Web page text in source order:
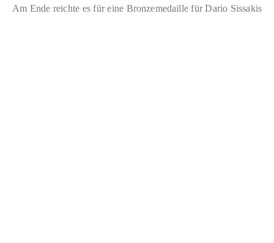
Am Ende reichte es für eine Bronzemedaille für Dario Sissakis